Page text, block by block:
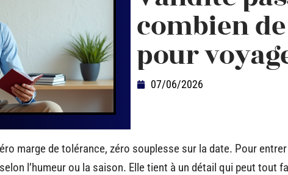
combien
pour
07/06/2026
marge de tolérance, zéro souplesse sur la date. Pour
l’humeur ou la saison. Elle tient à un détail qui peut tout